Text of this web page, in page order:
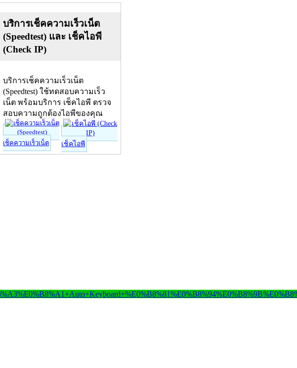
บริการเช็คความเร็วเน็ต
(Speedtest) และ เช็คไอพี
(Check IP)
บริการเช็คความเร็วเน็ต
(Speedtest) ใช้ทดสอบความเร็ว
เน็ต พร้อมบริการ เช็คไอพี ตรวจ
สอบความถูกต้องไอพีของคุณ
เช็คความเร็วเน็ต เช็คไอพี